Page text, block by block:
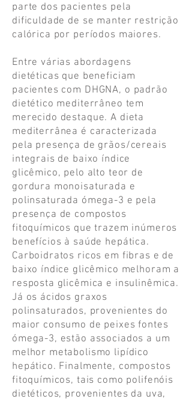
parte dos pacientes pela
dificuldade de se manter restrição
calórica por períodos maiores.
Entre várias abordagens
dietéticas que beneficiam
pacientes com DHGNA, o padrão
dietético mediterrâneo tem
merecido destaque. A dieta
mediterrânea é caracterizada
pela presença de grãos/cereais
integrais de baixo índice
glicêmico, pelo alto teor de
gordura monoisaturada e
polinsaturada ómega-3 e pela
presença de compostos
fitoquímicos que trazem inúmeros
benefícios à saúde hepática.
Carboidratos ricos em fibras e de
baixo índice glicêmico melhoram a
resposta glicêmica e insulinêmica.
Já os ácidos graxos
polinsaturados, provenientes do
maior consumo de peixes fontes
ómega-3, estão associados a um
melhor metabolismo lipídico
hepático. Finalmente, compostos
fitoquímicos, tais como polifenóis
dietéticos, provenientes da uva,